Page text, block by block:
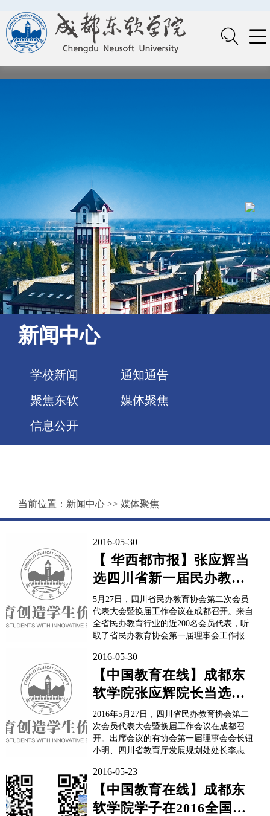
新闻中心
学校新闻
通知通告
聚焦东软
媒体聚焦
信息公开
当前位置： 新闻中心 >> 媒体聚焦
2016-05-30
【 华西都市报】张应辉当
选四川省新一届民办教育
协会会长
5月27日，四川省民办教育协会第二次会员
代表大会暨换届工作会议在成都召开。来自
全省民办教育行业的近200名会员代表，听
取了省民办教育协会第一届理事会工作报
仅44岁的成都东软学院党委书记、院长张应
辉博士当选为四川省民办教育协会第二届理
事会会长。省政协常委、副秘书长刘激涛，
成都艺术职业学院党委书记刁纯...
2016-05-30
【中国教育在线】成都东
软学院张应辉院长当选四
川省民办教育协会第二届
理事会会长
2016年5月27日，四川省民办教育协会第二
次会员代表大会暨换届工作会议在成都召
开。出席会议的有协会第一届理事会会长钮
小明、四川省教育厅发展规划处处长李志
长、中国民办教育协会培训专委会主任章家
详、各地市州教育局领导、各级民办学校代
表等近二百名代表。会议由原四川省人大常
委会委员、教科文卫副主...
2016-05-23
【中国教育在线】成都东
软学院学子在2016全国大